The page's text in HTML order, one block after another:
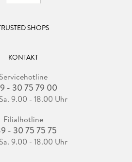
SHOPS
KONTAKT
Servicehotline
- 30 75 79 00
9.00 - 18.00 Uhr
Filialhotline
- 30 75 75 75
9.00 - 18.00 Uhr